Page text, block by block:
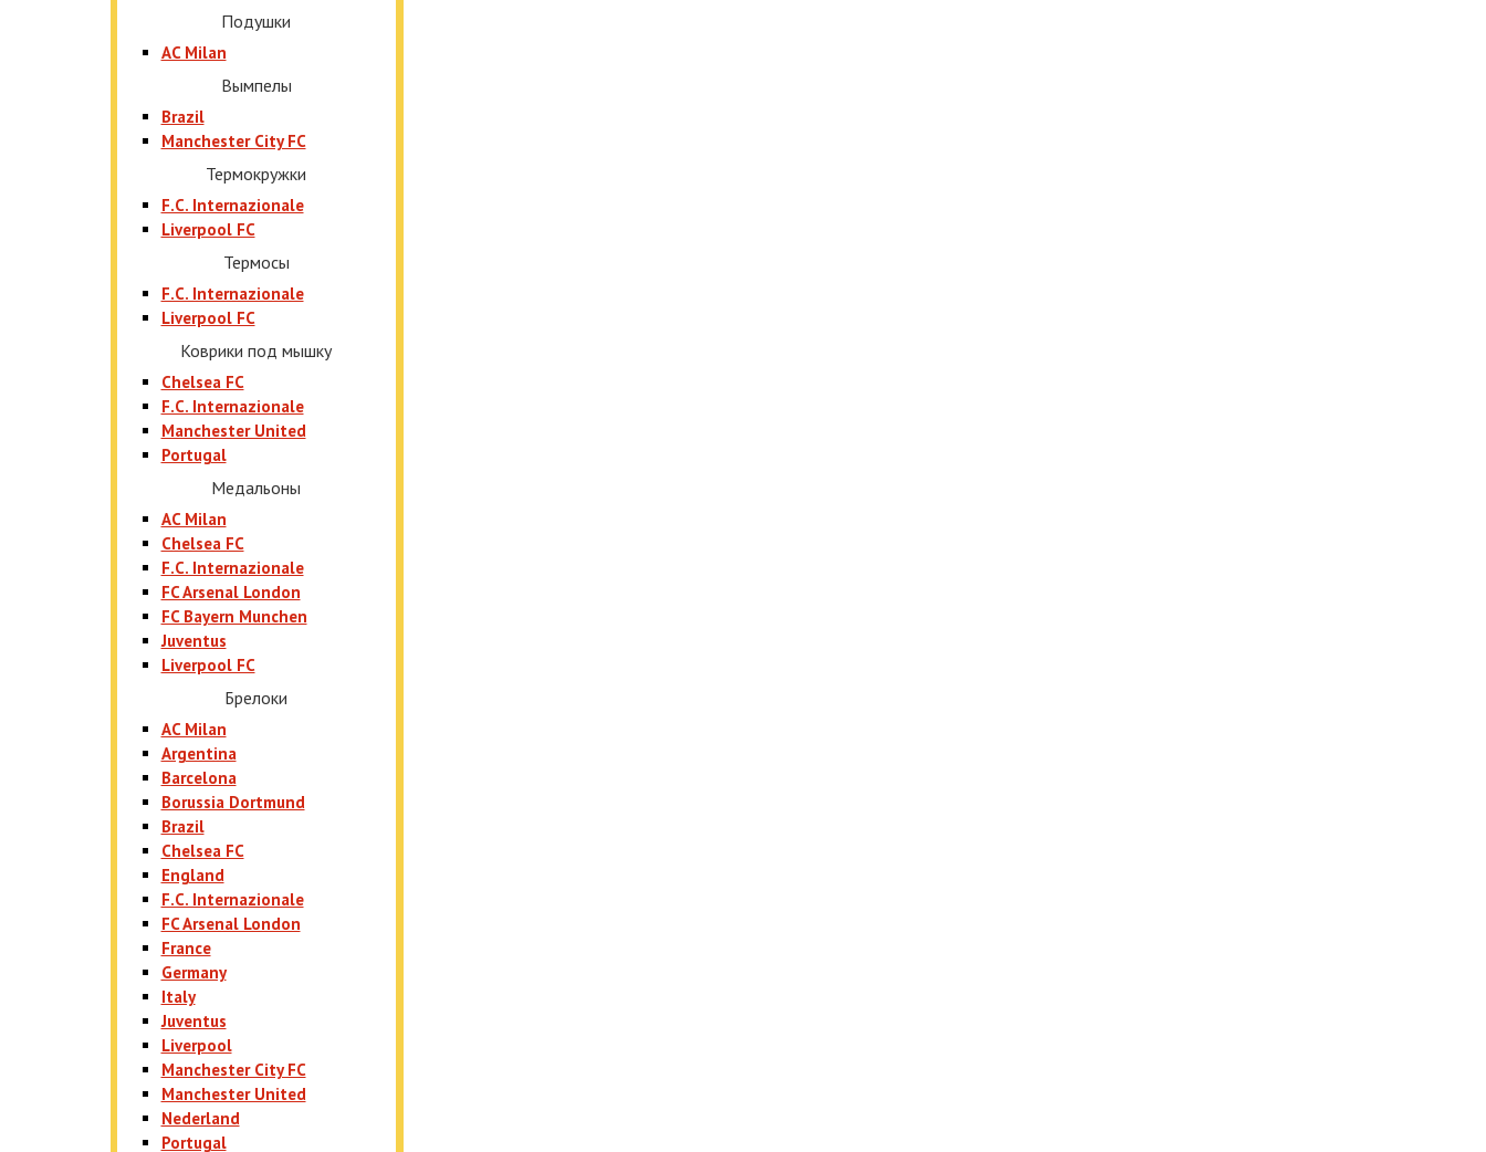
Подушки
AC Milan
Вымпелы
Brazil
Manchester City FC
Термокружки
F.C. Internazionale
Liverpool FC
Термосы
F.C. Internazionale
Liverpool FC
Коврики под мышку
Chelsea FC
F.C. Internazionale
Manchester United
Portugal
Медальоны
AC Milan
Chelsea FC
F.C. Internazionale
FC Arsenal London
FC Bayern Munchen
Juventus
Liverpool FC
Брелоки
AC Milan
Argentina
Barcelona
Borussia Dortmund
Brazil
Chelsea FC
England
F.C. Internazionale
FC Arsenal London
France
Germany
Italy
Juventus
Liverpool
Manchester City FC
Manchester United
Nederland
Portugal